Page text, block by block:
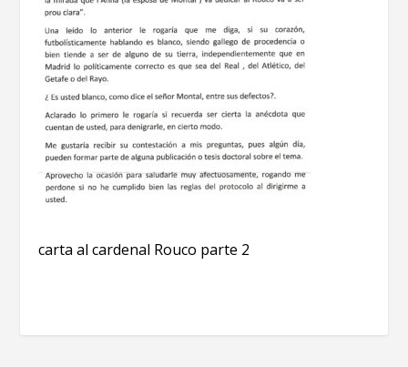
carta al cardenal Rouco parte 2